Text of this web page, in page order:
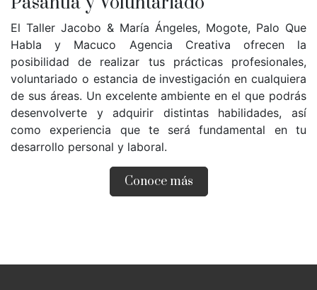
El Taller Jacobo & María Ángeles, Mogote, Palo Que
Habla y Macuco Agencia Creativa ofrecen la
posibilidad de realizar tus prácticas profesionales,
voluntariado o estancia de investigación en cualquiera
de sus áreas. Un excelente ambiente en el que podrás
desenvolverte y adquirir distintas habilidades, así
como experiencia que te será fundamental en tu
desarrollo personal y laboral.
Conoce más